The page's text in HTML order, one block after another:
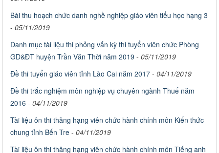
Bài thu hoạch chức danh nghề nghiệp giáo viên tiểu học hạng 3
- 05/11/2019
Danh mục tài liệu thi phỏng vấn kỳ thi tuyển viên chức Phòng
GD&ĐT huyện Trần Văn Thời năm 2019 - 05/11/2019
Đề thi tuyển giáo viên tỉnh Lào Cai năm 2017 - 04/11/2019
Đề thi trắc nghiệm môn nghiệp vụ chuyên ngành Thuế năm
2016 - 04/11/2019
Tài liệu ôn thi thăng hạng viên chức hành chính môn Kiến thức
chung tỉnh Bến Tre - 04/11/2019
Tài liệu ôn thi thăng hạng viên chức hành chính môn Tiếng anh